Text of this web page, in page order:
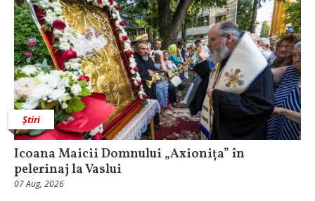
Știri
Icoana Maicii Domnului „Axionița” în
pelerinaj la Vaslui
07 Aug, 2026